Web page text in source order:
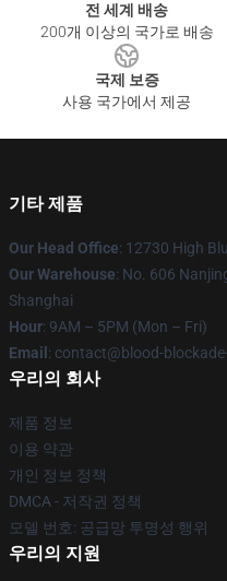
전 세계 배송
200개 이상의 국가로 배송
국제 보증
사용 국가에서 제공
기타 제품
Our Head Office: 12730 High
Our Warehouse: No. 606
Shanghai
Hour: 9AM – 5PM (Mon – Fri)
Email : contact@blood-
우리의 회사
제품 정보
이용 약관
개인 정보 정책
DMCA - 저작권 정책
모델 번호: 공급망 투명성 행위
우리의 지원